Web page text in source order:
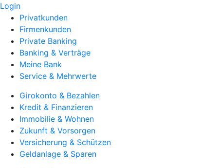
Login
Privatkunden
Firmenkunden
Private Banking
Banking & Verträge
Meine Bank
Service & Mehrwerte
Girokonto & Bezahlen
Kredit & Finanzieren
Immobilie & Wohnen
Zukunft & Vorsorgen
Versicherung & Schützen
Geldanlage & Sparen